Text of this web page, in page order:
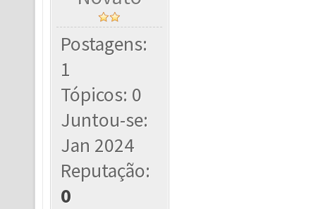
Postagens:
1
Tópicos: 0
Juntou-se:
Jan 2024
Reputação:
0